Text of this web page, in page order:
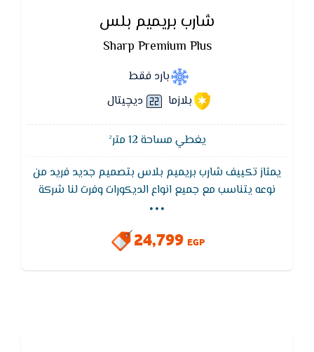
شارب بريميم بلس
Sharp Premium Plus
بارد فقط
بلازما
ديچيتال
يغطي مساحة 12 متر²
يمتاز تكييف شارب بريميم بلاس بتصميم جديد فريد من
نوعه يتناسب مع جميع انواع الديكورات وفرت لنا شركة
شارب بريميم بلاس بانها تتميز بالبلازما التي تقضي على
الجراثيم والاتربه كما انها تعمل في اقل جهد كهربائي
...
24,799 EGP